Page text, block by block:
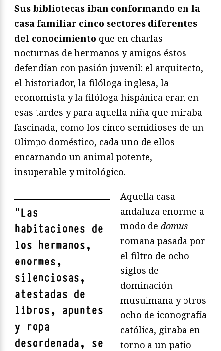
Sus bibliotecas iban conformando en la
casa familiar cinco sectores diferentes
del conocimiento que en charlas
nocturnas de hermanos y amigos éstos
defendían con pasión juvenil: el arquitecto,
el historiador, la filóloga inglesa, la
economista y la filóloga hispánica eran en
esas tardes y para aquella niña que miraba
fascinada, como los cinco semidioses de un
Olimpo doméstico, cada uno de ellos
encarnando un animal potente,
insuperable y mitológico.
"Las
habitaciones de
los hermanos,
enormes,
silenciosas,
atestadas de
libros, apuntes
y ropa
desordenada, se
Aquella casa
andaluza enorme a
modo de domus
romana pasada por
el filtro de ocho
siglos de
dominación
musulmana y otros
ocho de iconografía
católica, giraba en
torno a un patio